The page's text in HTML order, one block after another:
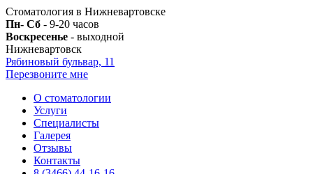
Стоматология в Нижневартовске
Пн- Сб - 9-20 часов
Воскресенье - выходной
Нижневартовск
Рябиновый бульвар, 11
Перезвоните мне
О стоматологии
Услуги
Специалисты
Галерея
Отзывы
Контакты